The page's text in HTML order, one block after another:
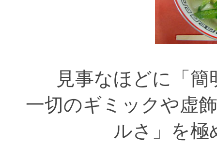
見事なほどに「
一切のギミックや虚
ルさ」を極